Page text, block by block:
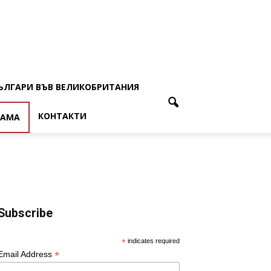
ВЪВ ВЕЛИКОБРИТАНИЯ
КОНТАКТИ
* indicates required
Address *